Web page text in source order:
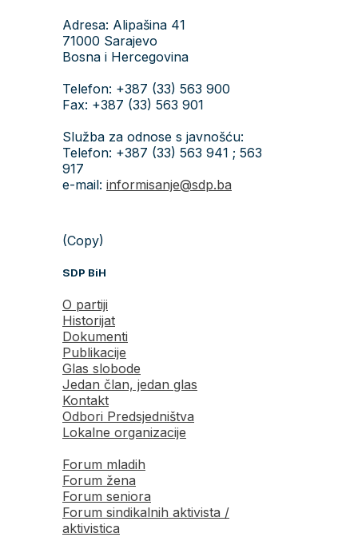
Adresa: Alipašina 41
71000 Sarajevo
Bosna i Hercegovina
Telefon: +387 (33) 563 900
Fax: +387 (33) 563 901
Služba za odnose s javnošću:
Telefon: +387 (33) 563 941 ; 563
917
e-mail: informisanje@sdp.ba
(Copy)
SDP BiH
O partiji
Historijat
Dokumenti
Publikacije
Glas slobode
Jedan član, jedan glas
Kontakt
Odbori Predsjedništva
Lokalne organizacije
Forum mladih
Forum žena
Forum seniora
Forum sindikalnih aktivista /
aktivistica